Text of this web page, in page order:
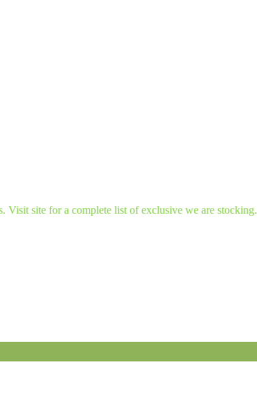
Visit site for a complete list of exclusive we are stocking.